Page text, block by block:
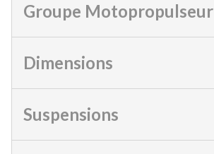
Groupe Motopropulseur
Dimensions
Suspensions